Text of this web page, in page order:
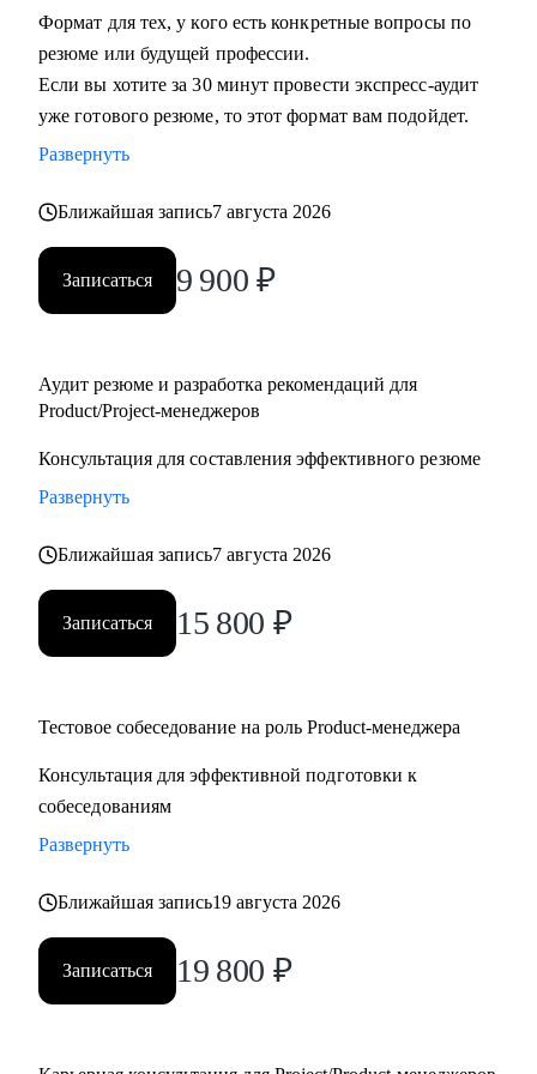
• Руководителям бизнеса: построение продуктовой
команды, консультация "внешнего СРО", построение
продуктовой культуры и ускорение процессов для
достижения целей.
• Тем, кто недавно стал руководителем: как работать с
сжигать команду, как работать со смежными командами,
заказчиками и руководителями.
• Senior менеджерам, которые хотят вырасти до СРО:
построение стратегии роста, менторство по рабочим
расти.
Формат для тех, у кого есть конкретные вопросы по
резюме или будущей профессии.
Если вы хотите за 30 минут провести экспресс-аудит
уже готового резюме, то этот формат вам подойдет.
Развернуть
Ближайшая запись7 августа 2026
Записаться 9 900 ₽
Аудит резюме и разработка рекомендаций для
Product/Project-менеджеров
Консультация для составления эффективного резюме
Развернуть
Ближайшая запись7 августа 2026
Записаться 15 800 ₽
Тестовое собеседование на роль Product-менеджера
Консультация для эффективной подготовки к
собеседованиям
Развернуть
Ближайшая запись19 августа 2026
Записаться 19 800 ₽